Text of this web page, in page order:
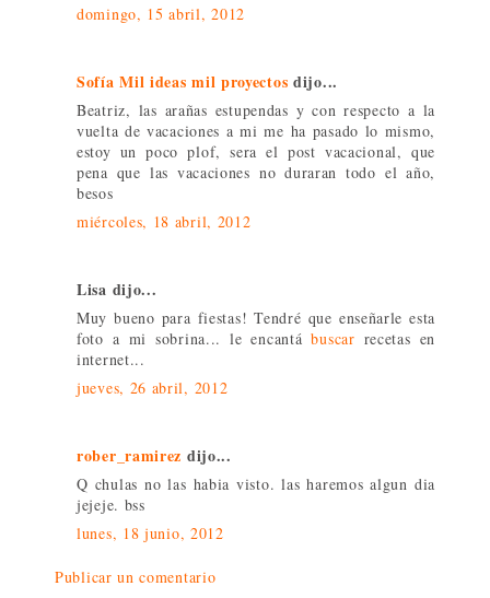
domingo, 15 abril, 2012
Sofía Mil ideas mil proyectos dijo...
Beatriz, las arañas estupendas y con respecto a la
vuelta de vacaciones a mi me ha pasado lo mismo,
estoy un poco plof, sera el post vacacional, que
pena que las vacaciones no duraran todo el año,
besos
miércoles, 18 abril, 2012
Lisa dijo...
Muy bueno para fiestas! Tendré que enseñarle esta
foto a mi sobrina... le encantábuscar recetas en
internet...
jueves, 26 abril, 2012
rober_ramirez dijo...
Q chulas no las habia visto. las haremos algun dia
jejeje. bss
lunes, 18 junio, 2012
Publicar un comentario